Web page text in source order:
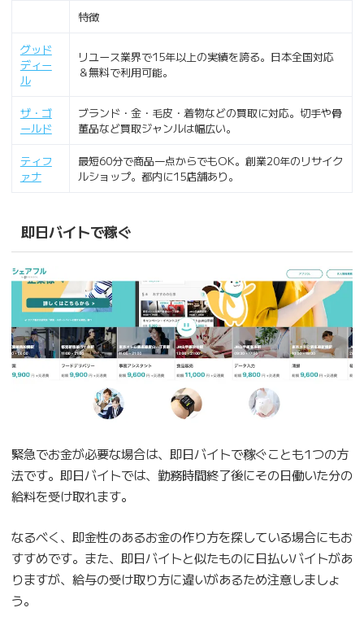
特徴
グッド
ディー
ル
リユース業界で15年以上の実績を誇る。日本全国対応
＆無料で利用可能。
ザ・ゴ
ールド
ブランド・金・毛皮・着物などの買取に対応。切手や骨
董品など買取ジャンルは幅広い。
ティフ
ァナ
最短60分で商品一点からでもOK。創業20年のリサイク
ルショップ。都内に15店舗あり。
即日バイトで稼ぐ
緊急でお金が必要な場合は、即日バイトで稼ぐことも1つの方
法です。即日バイトでは、勤務時間終了後にその日働いた分の
給料を受け取れます。
なるべく、即金性のあるお金の作り方を探している場合にもお
すすめです。また、即日バイトと似たものに日払いバイトがあ
りますが、給与の受け取り方に違いがあるため注意しましょ
う。